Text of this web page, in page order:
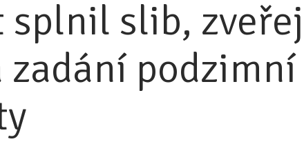
splnil slib,
zadání podzimní